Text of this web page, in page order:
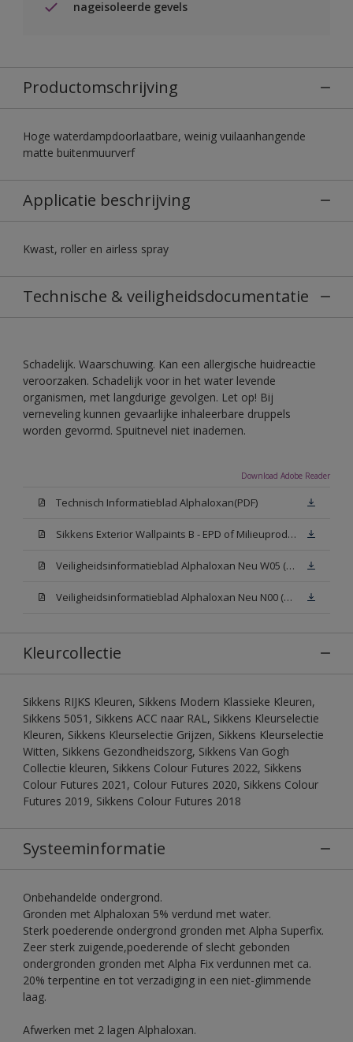
nageisoleerde gevels
Productomschrijving
Hoge waterdampdoorlaatbare, weinig vuilaanhangende
matte buitenmuurverf
Applicatie beschrijving
Kwast, roller en airless spray
Technische & veiligheidsdocumentatie
Schadelijk. Waarschuwing. Kan een allergische huidreactie
veroorzaken. Schadelijk voor in het water levende
organismen, met langdurige gevolgen. Let op! Bij
verneveling kunnen gevaarlijke inhaleerbare druppels
worden gevormd. Spuitnevel niet inademen.
Download Adobe Reader
Technisch Informatieblad Alphaloxan(PDF)
Sikkens Exterior Wallpaints B - EPD of Milieuproductverklaring
Veiligheidsinformatieblad Alphaloxan Neu W05 (MSDS)
Veiligheidsinformatieblad Alphaloxan Neu N00 (MSDS)
Kleurcollectie
Sikkens RIJKS Kleuren, Sikkens Modern Klassieke Kleuren,
Sikkens 5051, Sikkens ACC naar RAL, Sikkens Kleurselectie
Kleuren, Sikkens Kleurselectie Grijzen, Sikkens Kleurselectie
Witten, Sikkens Gezondheidszorg, Sikkens Van Gogh
Collectie kleuren, Sikkens Colour Futures 2022, Sikkens
Colour Futures 2021, Colour Futures 2020, Sikkens Colour
Futures 2019, Sikkens Colour Futures 2018
Systeeminformatie
Onbehandelde ondergrond.
Gronden met Alphaloxan 5% verdund met water.
Sterk poederende ondergrond gronden met Alpha Superfix.
Zeer sterk zuigende,poederende of slecht gebonden
ondergronden gronden met Alpha Fix verdunnen met ca.
20% terpentine en tot verzadiging in een niet-glimmende
laag.
Afwerken met 2 lagen Alphaloxan.